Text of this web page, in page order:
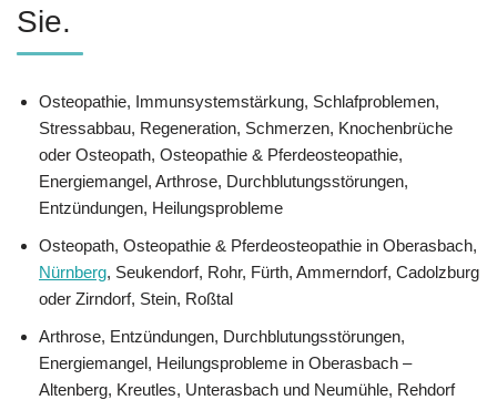
Sie.
Osteopathie, Immunsystemstärkung, Schlafproblemen,
Stressabbau, Regeneration, Schmerzen, Knochenbrüche
oder Osteopath, Osteopathie & Pferdeosteopathie,
Energiemangel, Arthrose, Durchblutungsstörungen,
Entzündungen, Heilungsprobleme
Osteopath, Osteopathie & Pferdeosteopathie in Oberasbach,
Nürnberg, Seukendorf, Rohr, Fürth, Ammerndorf, Cadolzburg
oder Zirndorf, Stein, Roßtal
Arthrose, Entzündungen, Durchblutungsstörungen,
Energiemangel, Heilungsprobleme in Oberasbach –
Altenberg, Kreutles, Unterasbach und Neumühle, Rehdorf